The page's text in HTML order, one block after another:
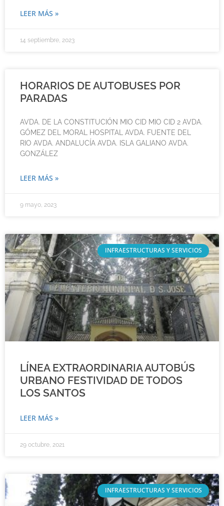
LEER MÁS »
14 septiembre, 2023
HORARIOS DE AUTOBUSES POR
PARADAS
AVDA. DE LA CONSTITUCIÓN MIO CID MIO CID 2 AVDA.
GÓMEZ DEL MORAL HOSPITAL AVDA. FUENTE DEL
RIO AVDA. ANDALUCÍA AVDA. ISLA GALIANO AVDA.
GONZÁLEZ
LEER MÁS »
9 mayo, 2023
INFRAESTRUCTURAS Y SERVICIOS
LÍNEA EXTRAORDINARIA AUTOBÚS
URBANO FESTIVIDAD DE TODOS
LOS SANTOS
LEER MÁS »
29 octubre, 2021
INFRAESTRUCTURAS Y SERVICIOS